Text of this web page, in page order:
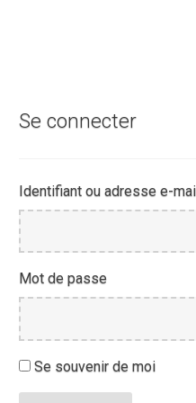
Se connecter
Identifiant ou adresse e-
Mot de passe
Se souvenir de moi